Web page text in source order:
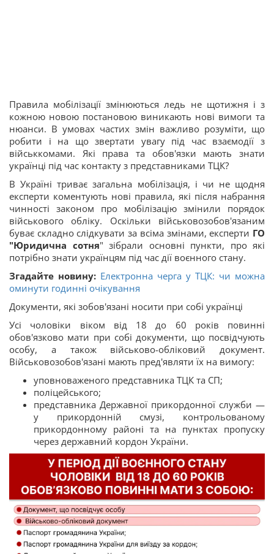
Правила мобілізації змінюються ледь не щотижня і з
кожною новою постановою виникають нові вимоги та
нюанси. В умовах частих змін важливо розуміти, що
робити і на що звертати увагу під час взаємодії з
військкомами. Які права та обов'язки мають знати
українці під час контакту з представниками ТЦК?
В Україні триває загальна мобілізація, і чи не щодня
експерти коментують нові правила, які після набрання
чинності законом про мобілізацію змінили порядок
військового обліку. Оскільки військовозобов'язаним
буває складно слідкувати за всіма змінами, експерти ГО
"Юридична сотня" зібрали основні пункти, про які
потрібно знати українцям під час дії воєнного стану.
Згадайте новину: Електронна черга у ТЦК: чи можна
оминути годинні очікування
Документи, які зобов'язані носити при собі українці
Усі чоловіки віком від 18 до 60 років повинні
обов'язково мати при собі документи, що посвідчують
особу, а також військово-обліковий документ.
Військовозобов'язані мають пред'являти їх на вимогу:
уповноваженого представника ТЦК та СП;
поліцейського;
представника Державної прикордонної служби —
у прикордонній смузі, контрольованому
прикордонному районі та на пунктах пропуску
через державний кордон України.